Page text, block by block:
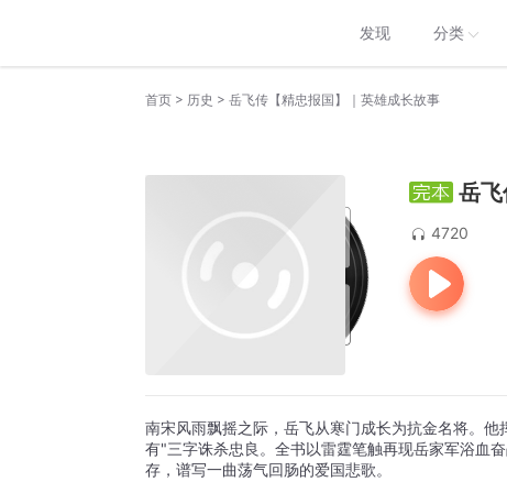
发现 分类
首页 > 历史 > 岳飞传【精忠报国】｜英雄成长故事
岳
4720
南宋风雨飘摇之际，岳飞从寒门成长为抗金名将。
有"三字诛杀忠良。全书以雷霆笔触再现岳家军浴血
存，谱写一曲荡气回肠的爱国悲歌。